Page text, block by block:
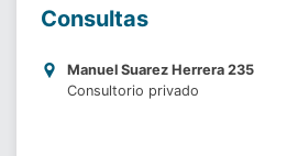
Consultas
Manuel Suarez Herrera 235
Consultorio privado